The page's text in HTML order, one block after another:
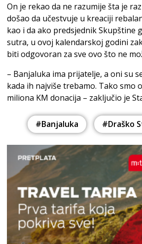
On je rekao da ne razumije šta je
došao da učestvuje u kreaciji
kao i da ako predsjednik Skupštine
sutra, u ovoj kalendarskoj godini
biti odgovoran za sve ovo što ne
– Banjaluka ima prijatelje, a oni su
kada ih najviše trebamo. Tako smo
miliona KM donacija – zaključio je
#Banjaluka #Draško